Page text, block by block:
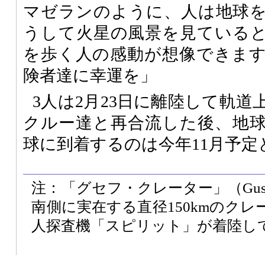
マゼランのように、人は地球
うして火星の風景を見ている
を歩く人の感動が想像できま
険者達に幸運を」
3人は2月23日に離陸して軌道
クルー達と再合流した後、地
球に到着するのは今年11月予
注：「グセフ・クレーター」（
南側に実在する直径150kmのクレ
人探査機「スピリット」が着陸し